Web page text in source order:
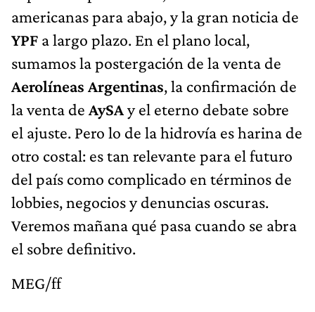
americanas para abajo, y la gran noticia de
YPF a largo plazo. En el plano local,
sumamos la postergación de la venta de
Aerolíneas Argentinas, la confirmación de
la venta de AySAy el eterno debate sobre
el ajuste. Pero lo de la hidrovía es harina de
otro costal: es tan relevante para el futuro
del país como complicado en términos de
lobbies, negocios y denuncias oscuras.
Veremos mañana qué pasa cuando se abra
el sobre definitivo.
MEG/ff